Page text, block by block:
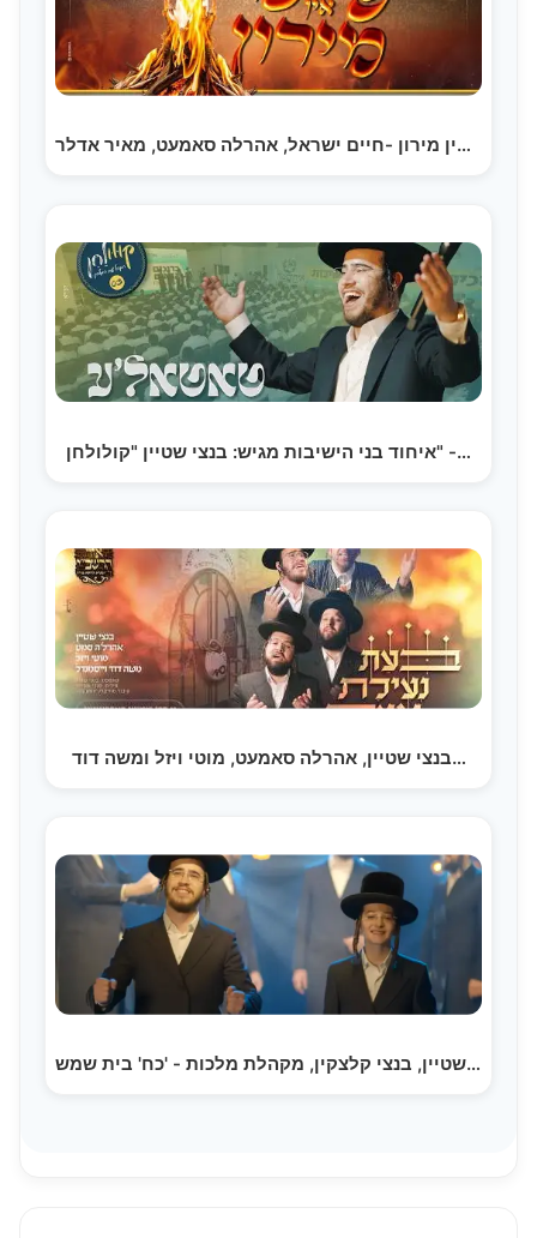
פייער אין מירון -חיים ישראל, אהרלה סאמעט, מאיר אדלר,…
איחוד בני הישיבות מגיש: בנצי שטיין "קולולחן" -…
בנצי שטיין, אהרלה סאמעט, מוטי ויזל ומשה דוד…
בנצי שטיין, בנצי קלצקין, מקהלת מלכות - 'כח' בית שמש…